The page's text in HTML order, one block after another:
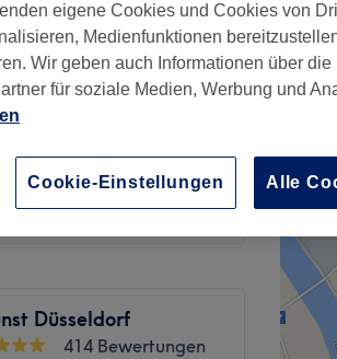
195 €
291 €
41 €
Düsseldorf
414 Bewertungen
eigene Cookies und Cookies von
Medienfunktionen
Wir geben auch Informationen über
für soziale Medien, Werbung und
Cookie-Einstellungen Alle